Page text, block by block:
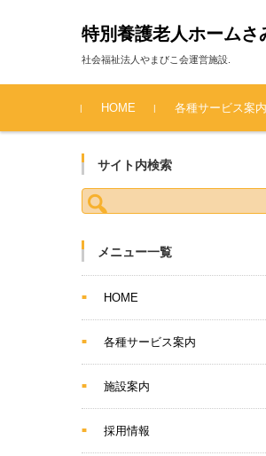
特別養護老人ホーム
社会福祉法人やまびこ会運営施設.
コンテンツに移動
HOME
各種サービス案内
サイト内検索
検索:
メニュー一覧
HOME
各種サービス案内
施設案内
採用情報